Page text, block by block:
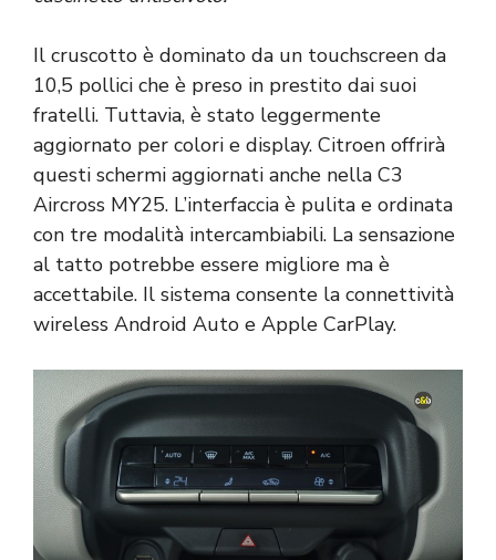
Il cruscotto è dominato da un touchscreen da
10,5 pollici che è preso in prestito dai suoi
fratelli. Tuttavia, è stato leggermente
aggiornato per colori e display. Citroen offrirà
questi schermi aggiornati anche nella C3
Aircross MY25. L’interfaccia è pulita e ordinata
con tre modalità intercambiabili. La sensazione
al tatto potrebbe essere migliore ma è
accettabile. Il sistema consente la connettività
wireless Android Auto e Apple CarPlay.